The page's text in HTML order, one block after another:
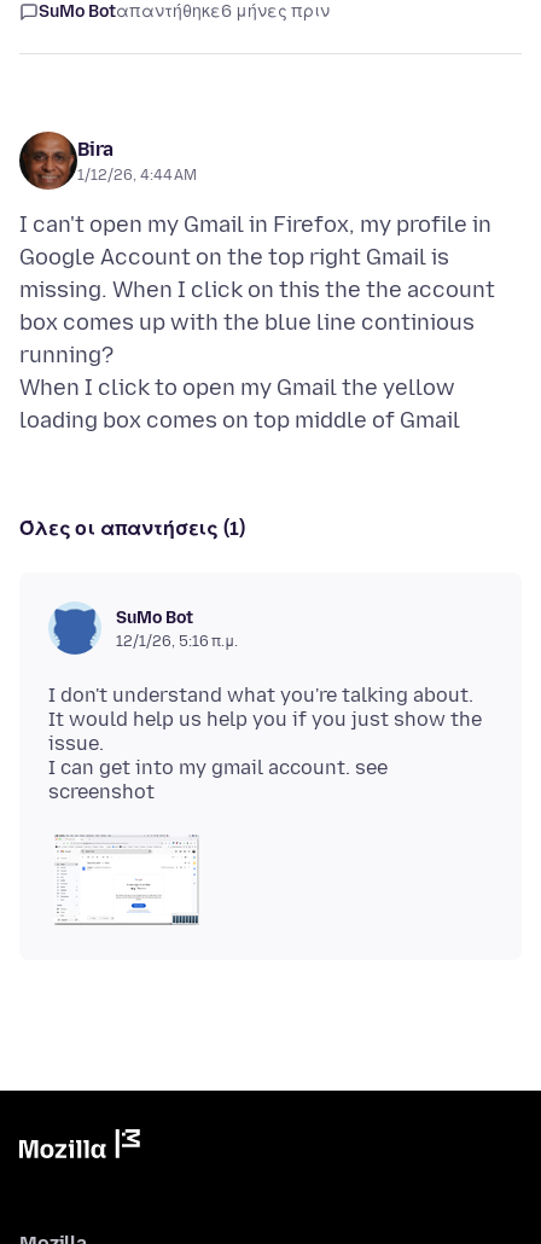
SuMo Botαπαντήθηκε6 μήνες πριν
Bira
1/12/26, 4:44 AM
I can't open my Gmail in Firefox, my profile in
Google Account on the top right Gmail is
missing. When I click on this the the account
box comes up with the blue line continious
running?
When I click to open my Gmail the yellow
Όλες οι απαντήσεις (1)
SuMo Bot
12/1/26, 5:16 π.μ.
I don't understand what you're talking about.
It would help us help you if you just show the
issue.
I can get into my gmail account. see